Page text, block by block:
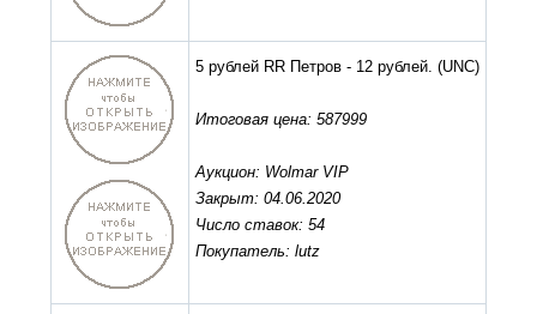
5 рублей RR Петров - 12 рублей. (UNC)
Итоговая цена: 587999
Аукцион: Wolmar VIP
Закрыт: 04.06.2020
Число ставок: 54
Покупатель: lutz